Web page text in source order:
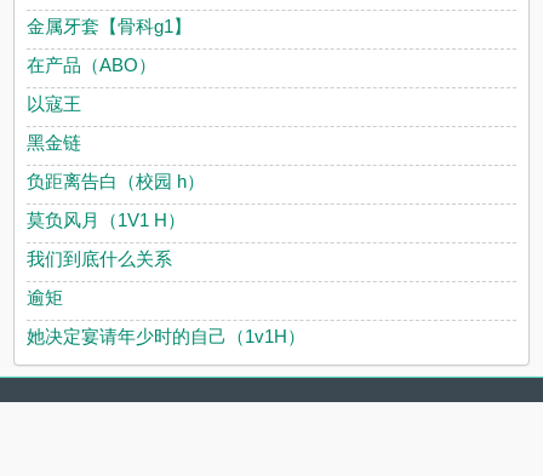
金属牙套【骨科g1】
在产品（ABO）
以寇王
黑金链
负距离告白（校园 h）
莫负风月（1V1 H）
我们到底什么关系
逾矩
她决定宴请年少时的自己（1v1H）